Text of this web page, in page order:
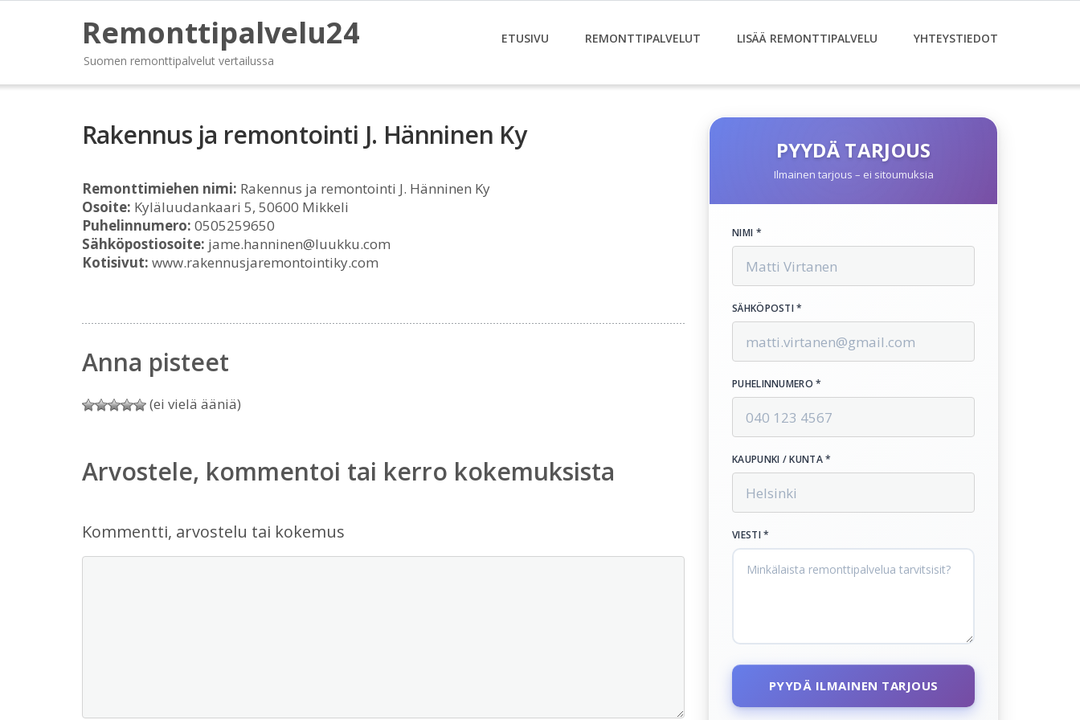
Remonttipalvelu24
Suomen remonttipalvelut vertailussa
ETUSIVU REMONTTIPALVELUT LISÄÄ REMONTTIPALVELU YHTEYSTIEDOT
Rakennus ja remontointi J. Hänninen Ky
Remonttimiehen nimi: Rakennus ja remontointi J. Hänninen Ky
Osoite: Kyläluudankaari 5, 50600 Mikkeli
Puhelinnumero: 0505259650
Sähköpostiosoite: jame.hanninen@luukku.com
Kotisivut: www.rakennusjaremontointiky.com
Anna pisteet
(ei vielä ääniä)
Arvostele, kommentoi tai kerro kokemuksista
Kommentti, arvostelu tai kokemus
PYYDÄ TARJOUS
Ilmainen tarjous – ei sitoumuksia
NIMI *
SÄHKÖPOSTI *
PUHELINNUMERO *
KAUPUNKI / KUNTA *
VIESTI *
PYYDÄ ILMAINEN TARJOUS